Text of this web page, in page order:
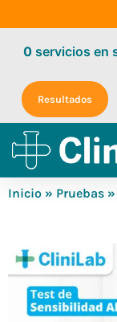
0servicios en
Resultados
Inicio » Pruebas